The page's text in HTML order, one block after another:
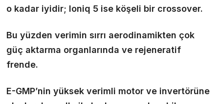
o kadar iyidir; Ioniq 5 ise köşeli bir crossover.
Bu yüzden verimin sırrı aerodinamikten çok
güç aktarma organlarında ve rejeneratif
frende.
E-GMP’nin yüksek verimli motor ve invertörüne